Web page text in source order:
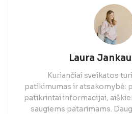
Laura
Kuriančiai sveikatos
patikimumas ir atsakomybė:
patikrintai informacijai,
saugiems patarimams.